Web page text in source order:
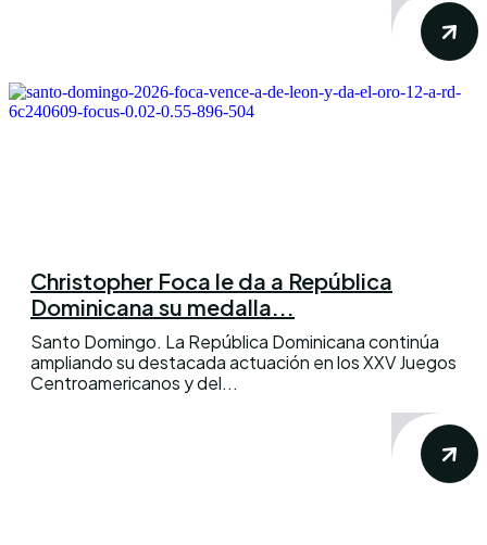
Christopher Foca le da a República
Dominicana su medalla...
Santo Domingo. La República Dominicana continúa
ampliando su destacada actuación en los XXV Juegos
Centroamericanos y del...